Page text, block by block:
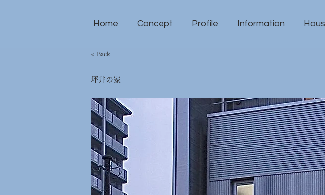
Home Concept Profile Information
< Back
坪井の家